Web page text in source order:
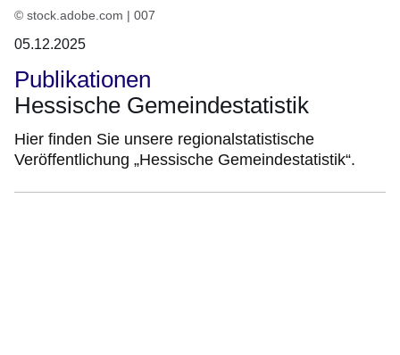
© stock.adobe.com | 007
05.12.2025
Publikationen
Hessische Gemeindestatistik
Hier finden Sie unsere regionalstatistische
Veröffentlichung „Hessische Gemeindestatistik“.